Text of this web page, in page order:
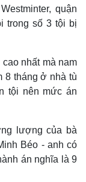
quận
trong số 3 tội bị
nhất mà nam
8 tháng ở nhà tù
tội nên mức án
lượng của bà
Béo - anh có
án nghĩa là 9